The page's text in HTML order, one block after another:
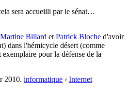
sera accueilli par le sénat…
Martine Billard et Patrick Bloche d'avoir
dans l'hémicycle désert (comme
pour la défense de la
2010. informatique › Internet